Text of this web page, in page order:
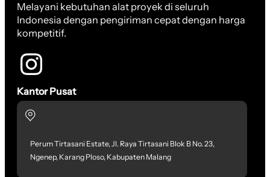
Melayani kebutuhan alat proyek di seluruh
Indonesia dengan pengiriman cepat dengan harga
kompetitif.
Kantor Pusat
Perum Tirtasani Estate, Jl. Raya Tirtasani Blok B No. 23,
Ngenep, Karang Ploso, Kabupaten Malang